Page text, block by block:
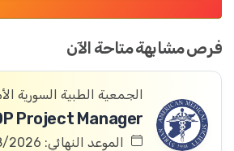
فرص مشابهة متاحة الآن
الجمعية الطبية السورية
Project Manager
الموعد النهائي: 30/08/2026